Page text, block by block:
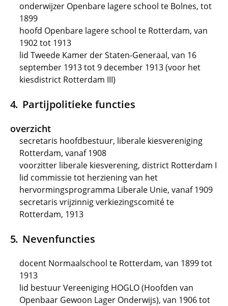
onderwijzer Openbare lagere school te Bolnes, tot
1899
hoofd Openbare lagere school te Rotterdam, van
1902 tot 1913
lid Tweede Kamer der Staten-Generaal, van 16
september 1913 tot 9 december 1913 (voor het
kiesdistrict Rotterdam III)
Partijpolitieke functies
overzicht
secretaris hoofdbestuur, liberale kiesvereniging
Rotterdam, vanaf 1908
voorzitter liberale kiesverening, district Rotterdam I
lid commissie tot herziening van het
hervormingsprogramma Liberale Unie, vanaf 1909
secretaris vrijzinnig verkiezingscomité te
Rotterdam, 1913
Nevenfuncties
docent Normaalschool te Rotterdam, van 1899 tot
1913
lid bestuur Vereeniging HOGLO (Hoofden van
Openbaar Gewoon Lager Onderwijs), van 1906 tot